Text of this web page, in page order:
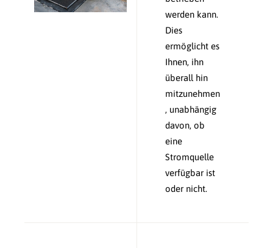
werden kann.
Dies
ermöglicht es
Ihnen, ihn
überall hin
mitzunehmen
, unabhängig
davon, ob
eine
Stromquelle
verfügbar ist
oder nicht.